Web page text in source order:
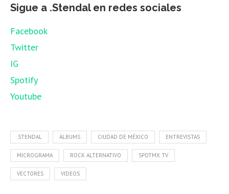
Sigue a .Stendal en redes sociales
Facebook
Twitter
IG
Spotify
Youtube
.STENDAL ÁLBUMS CIUDAD DE MÉXICO ENTREVISTAS
MICROGRAMA ROCK ALTERNATIVO SPOTMX TV
VECTORES VIDEOS